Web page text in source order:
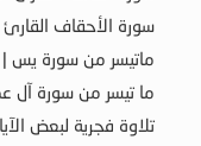
سورة الأحقاف
ماتيسر من سورة يس |
ما تيسر من سورة آل
تلاوة فجرية لبعض